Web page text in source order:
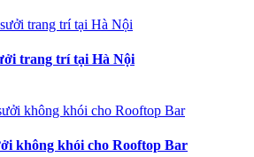
trang trí tại Hà Nội
không khói cho Rooftop Bar